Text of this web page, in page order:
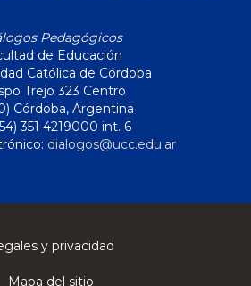
Pedagógicos
de Educación
Católica de Córdoba
Trejo 323 Centro
Córdoba, Argentina
351 4219000 int. 6
dialogos@ucc.edu.ar
y privacidad
Mapa del sitio